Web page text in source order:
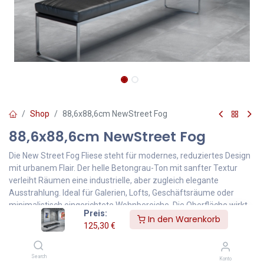
Preis:
125,30 €
In den Warenkorb
Search Konto
Shop 88,6x88,6cm NewStreet Fog
88,6x88,6cm NewStreet Fog
Die New Street Fog Fliese steht für modernes, reduziertes Design
mit urbanem Flair. Der helle Betongrau-Ton mit sanfter Textur
verleiht Räumen eine industrielle, aber zugleich elegante
Ausstrahlung. Ideal für Galerien, Lofts, Geschäftsräume oder
minimalistisch eingerichtete Wohnbereiche. Die Oberfläche wirkt
matt und leicht strukturiert – perfekt für zeitgemäße,
großflächige Gestaltung.
125,30€